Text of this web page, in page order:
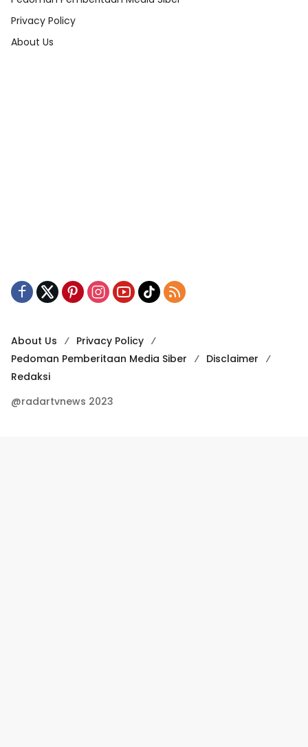
Privacy Policy
About Us
About Us
Privacy Policy
Pedoman Pemberitaan Media Siber
Disclaimer
Redaksi
@radartvnews 2023